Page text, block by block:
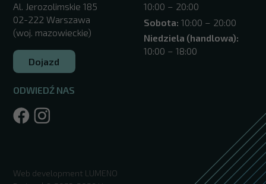
Al. Jerozolimskie 185
02-222 Warszawa
(woj. mazowieckie)
Dojazd
ODWIEDŹ NAS
10:00 – 20:00
Sobota: 10:00 – 20:00
Niedziela (handlowa):
10:00 – 18:00
Web development LUMENO